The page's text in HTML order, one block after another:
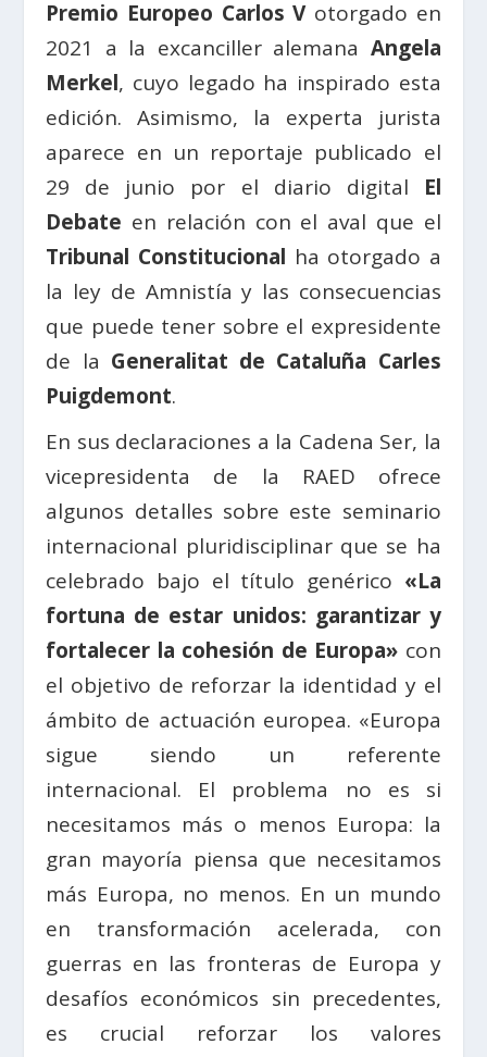
Premio Europeo Carlos Votorgado en
2021 a la excanciller alemana Angela
Merkel, cuyo legado ha inspirado esta
edición. Asimismo, la experta jurista
aparece en un reportaje publicado el
29 de junio por el diario digital El
Debate en relación con el aval que el
Tribunal Constitucional ha otorgado a
la ley de Amnistía y las consecuencias
que puede tener sobre el expresidente
de la Generalitat de Cataluña Carles
Puigdemont.
En sus declaraciones a la Cadena Ser, la
vicepresidenta de la RAED ofrece
algunos detalles sobre este seminario
internacional pluridisciplinar que se ha
celebrado bajo el título genérico «La
fortuna de estar unidos: garantizar y
fortalecer la cohesión de Europa» con
el objetivo de reforzar la identidad y el
ámbito de actuación europea. «Europa
sigue siendo un referente
internacional. El problema no es si
necesitamos más o menos Europa: la
gran mayoría piensa que necesitamos
más Europa, no menos. En un mundo
en transformación acelerada, con
guerras en las fronteras de Europa y
desafíos económicos sin precedentes,
es crucial reforzar los valores